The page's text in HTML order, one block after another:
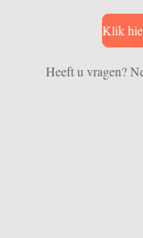
Klik
Heeft u vragen?